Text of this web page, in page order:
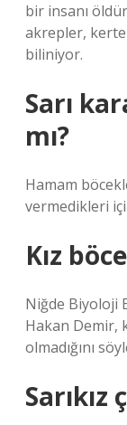
bir insanı
akrepler,
biliniyor.
Sarı
mı?
Hamam
vermedikleri
Kız
Niğde Biyoloji
Hakan Demir,
olmadığını